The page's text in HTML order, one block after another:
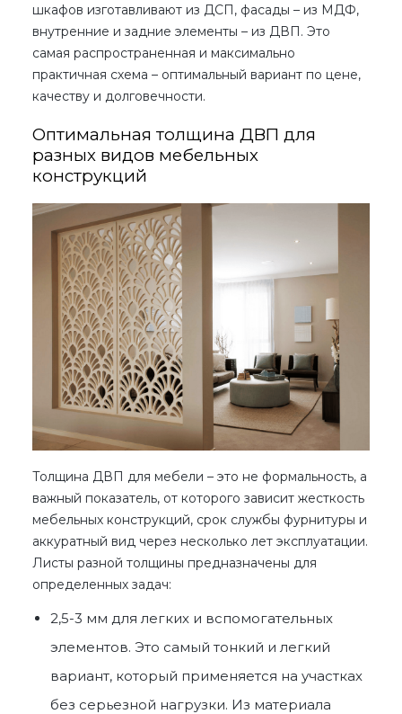
шкафов изготавливают из ДСП, фасады – из МДФ,
внутренние и задние элементы – из ДВП. Это
самая распространенная и максимально
практичная схема – оптимальный вариант по цене,
качеству и долговечности.
Оптимальная толщина ДВП для
разных видов мебельных
конструкций
Толщина ДВП для мебели – это не формальность, а
важный показатель, от которого зависит жесткость
мебельных конструкций, срок службы фурнитуры и
аккуратный вид через несколько лет эксплуатации.
Листы разной толщины предназначены для
определенных задач:
2,5-3 мм для легких и вспомогательных
элементов. Это самый тонкий и легкий
вариант, который применяется на участках
без серьезной нагрузки. Из материала